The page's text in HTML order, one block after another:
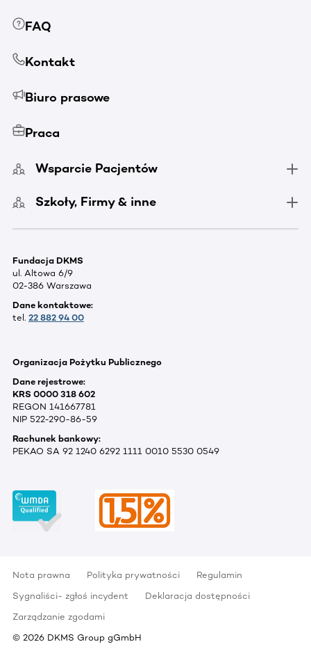
FAQ
Kontakt
Biuro prasowe
Praca
Wsparcie Pacjentów
Szkoły, Firmy & inne
Fundacja DKMS
ul. Altowa 6/9
02-386 Warszawa
Dane kontaktowe:
tel. 22 882 94 00
Organizacja Pożytku Publicznego
Dane rejestrowe:
KRS 0000 318 602
REGON 141667781
NIP 522-290-86-59
Rachunek bankowy:
PEKAO SA 92 1240 6292 1111 0010 5530 0549
Nota prawna Polityka prywatności
Regulamin
Sygnaliści- zgłoś incydent
Deklaracja dostępności
Zarządzanie zgodami
© 2026 DKMS Group gGmbH